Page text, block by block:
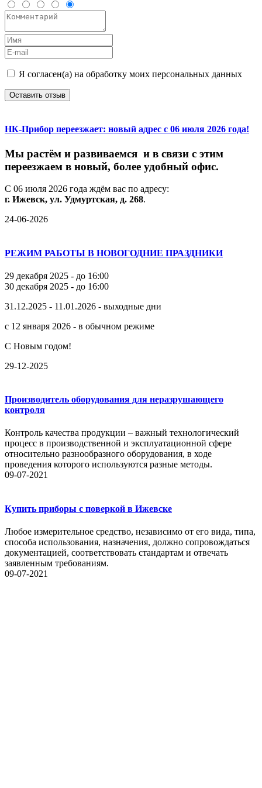
Я согласен(а) на обработку моих персональных данных
Оставить отзыв
НК-Прибор переезжает: новый адрес с 06 июля 2026 года!
Мы растём и развиваемся и в связи с этим
переезжаем в новый, более удобный офис.
С 06 июля 2026 года ждём вас по адресу:
г. Ижевск, ул. Удмуртская, д. 268.
24-06-2026
РЕЖИМ РАБОТЫ В НОВОГОДНИЕ ПРАЗДНИКИ
29 декабря 2025 - до 16:00
30 декабря 2025 - до 16:00
31.12.2025 - 11.01.2026 - выходные дни
с 12 января 2026 - в обычном режиме
С Новым годом!
29-12-2025
Производитель оборудования для неразрушающего
контроля
Контроль качества продукции – важный технологический
процесс в производственной и эксплуатационной сфере
относительно разнообразного оборудования, в ходе
проведения которого используются разные методы.
09-07-2021
Купить приборы с поверкой в Ижевске
Любое измерительное средство, независимо от его вида, типа,
способа использования, назначения, должно сопровождаться
документацией, соответствовать стандартам и отвечать
заявленным требованиям.
09-07-2021